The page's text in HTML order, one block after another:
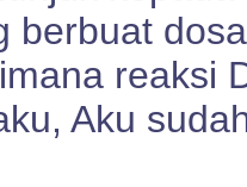
berbuat
reaksi
Aku